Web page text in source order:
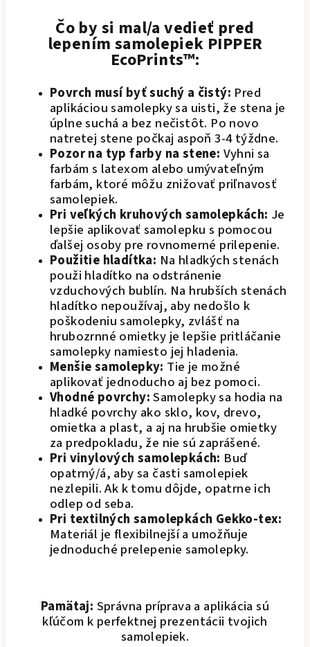
Čo by si mal/a vedieť pred
lepením samolepiek PIPPER
EcoPrints™:
Povrch musí byť suchý a čistý: Pred
aplikáciou samolepky sa uisti, že stena je
úplne suchá a bez nečistôt. Po novo
natretej stene počkaj aspoň 3-4 týždne.
Pozor na typ farby na stene: Vyhni sa
farbám s latexom alebo umývateľným
farbám, ktoré môžu znižovať priľnavosť
samolepiek.
Pri veľkých kruhových samolepkách: Je
lepšie aplikovať samolepku s pomocou
ďalšej osoby pre rovnomerné prilepenie.
Použitie hladítka: Na hladkých stenách
použi hladítko na odstránenie
vzduchových bublín. Na hrubších stenách
hladítko nepoužívaj, aby nedošlo k
poškodeniu samolepky, zvlášť na
hrubozrnné omietky je lepšie pritláčanie
samolepky namiesto jej hladenia.
Menšie samolepky: Tie je možné
aplikovať jednoducho aj bez pomoci.
Vhodné povrchy:Samolepky sa hodia na
hladké povrchy ako sklo, kov, drevo,
omietka a plast, a aj na hrubšie omietky
za predpokladu, že nie sú zaprášené.
Pri vinylových samolepkách: Buď
opatrný/á, aby sa časti samolepiek
nezlepili. Ak k tomu dôjde, opatrne ich
odlep od seba.
Pri textilných samolepkách Gekko-tex:
Materiál je flexibilnejší a umožňuje
jednoduché prelepenie samolepky.
Pamätaj: Správna príprava a aplikácia sú
kľúčom k perfektnej prezentácii tvojich
samolepiek.